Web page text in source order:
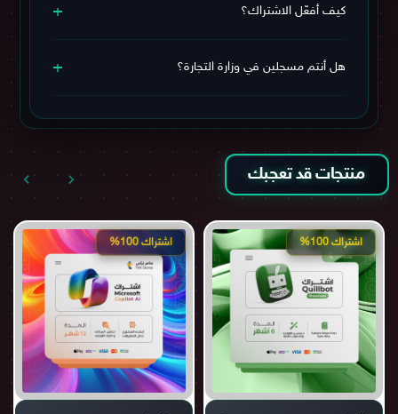
ماستركارد – Apple Pay) 🔒
كيف أفعّل الاشتراك؟ +
وطريقة التفعيل بعد الشراء مباشرة. وفي حال احتجت أي
هل أنتم مسجلين في وزارة التجارة؟ +
الأعمال السعودية، ويمكنك التحقق من ذلك عبر المعلومات
منتجات قد تعجبك
اشتراك 100% اشتراك 100%